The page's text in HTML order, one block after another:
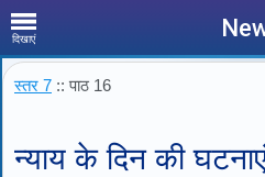
दिखाएं
स्तर 7 :: पाठ 16
न्याय के दिन की